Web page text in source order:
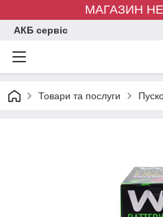
МАГАЗИН
АКБ сервіс
Товари та послуги